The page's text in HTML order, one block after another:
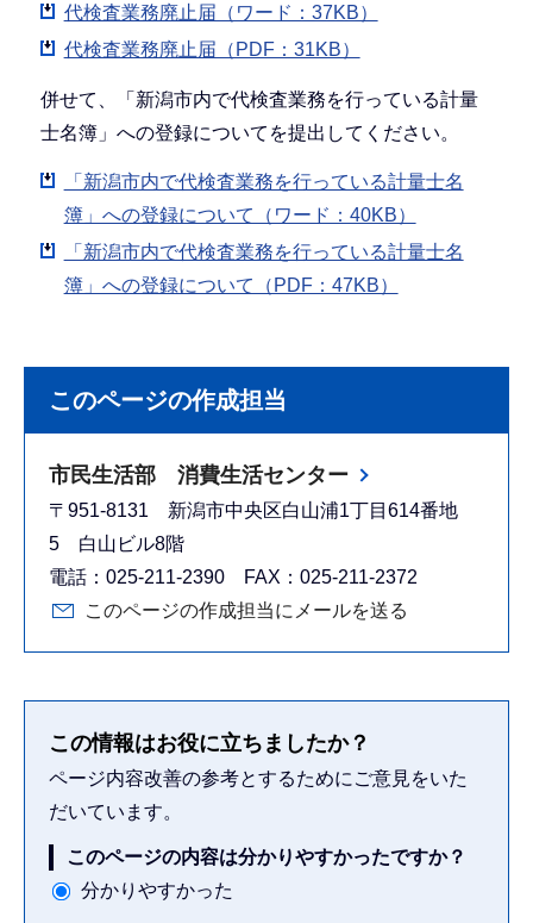
代検査業務廃止届（ワード：37KB）
代検査業務廃止届（PDF：31KB）
併せて、「新潟市内で代検査業務を行っている計量
士名簿」への登録についてを提出してください。
「新潟市内で代検査業務を行っている計量士名
簿」への登録について（ワード：40KB）
「新潟市内で代検査業務を行っている計量士名
簿」への登録について（PDF：47KB）
このページの作成担当
市民生活部 消費生活センター
〒951-8131 新潟市中央区白山浦1丁目614番地
5 白山ビル8階
電話：025-211-2390 FAX：025-211-2372
このページの作成担当にメールを送る
この情報はお役に立ちましたか？
ページ内容改善の参考とするためにご意見をいた
だいています。
このページの内容は分かりやすかったですか？
分かりやすかった